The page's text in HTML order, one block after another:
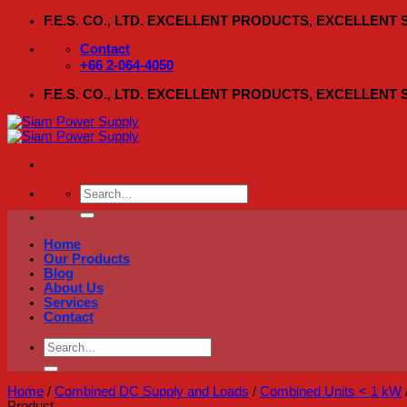
Skip
content
F.E.S. CO., LTD. EXCELLENT PRODUCTS, EXCELLENT
Contact
+66 2-064-4050
F.E.S. CO., LTD. EXCELLENT PRODUCTS, EXCELLENT
Search
for:
Home
Our Products
Blog
About Us
Services
Contact
Search
for:
Home / Combined DC Supply and Loads / Combined Units < 1 kW